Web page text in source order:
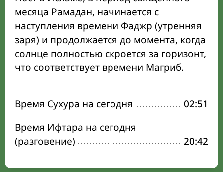
месяца Рамадан, начинается с
наступления времени Фаджр (утренняя
заря) и продолжается до момента, когда
солнце полностью скроется за горизонт,
что соответствует времени Магриб.
Время Сухура на сегодня
02:51
Время Ифтара на сегодня
(разговение)
20:42